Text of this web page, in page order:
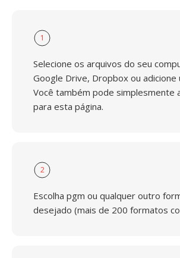
1
Selecione os arquivos do seu
Google Drive, Dropbox ou adicione
Você também pode simplesmente
para esta página.
2
Escolha pgm ou qualquer outro
desejado (mais de 200 formatos